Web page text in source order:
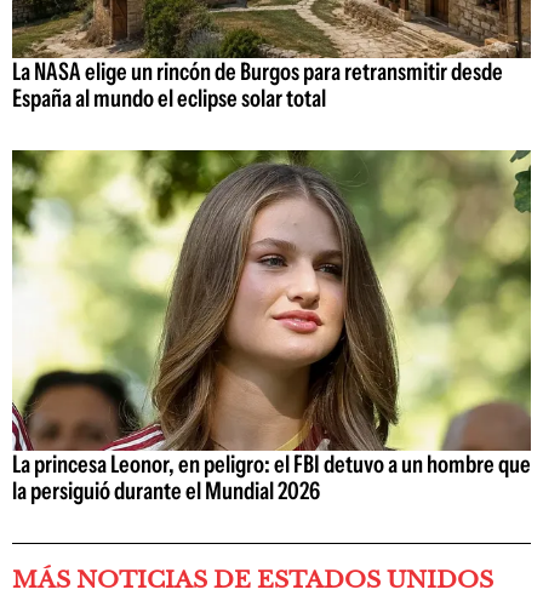
La NASA elige un rincón de Burgos para retransmitir desde
España al mundo el eclipse solar total
La princesa Leonor, en peligro: el FBI detuvo a un hombre que
la persiguió durante el Mundial 2026
MÁS NOTICIAS DE ESTADOS UNIDOS